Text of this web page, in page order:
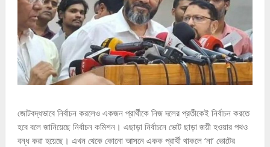
জোটবদ্ধভাবে নির্বাচন করলেও একজন প্রার্থীকে নিজ দলের প্রতীকেই নির্বাচন করতে
হবে বলে জানিয়েছে নির্বাচন কমিশন। এছাড়া নির্বাচনে ভোট ছাড়া জয়ী হওয়ার পথও
বন্ধ করা হয়েছে। এখন থেকে কোনো আসনে একক প্রার্থী থাকলে ‘না’ ভোটের